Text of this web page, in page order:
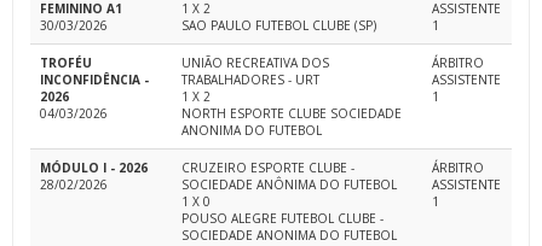
FEMININO A1
30/03/2026
1 X 2
SAO PAULO FUTEBOL CLUBE (SP)
ASSISTENTE
1
TROFÉU
INCONFIDÊNCIA -
2026
04/03/2026
UNIÃO RECREATIVA DOS
TRABALHADORES - URT
1 X 2
NORTH ESPORTE CLUBE SOCIEDADE
ANONIMA DO FUTEBOL
ÁRBITRO
ASSISTENTE
1
MÓDULO I - 2026
28/02/2026
CRUZEIRO ESPORTE CLUBE -
SOCIEDADE ANÔNIMA DO FUTEBOL
1 X 0
POUSO ALEGRE FUTEBOL CLUBE -
SOCIEDADE ANONIMA DO FUTEBOL
ÁRBITRO
ASSISTENTE
1